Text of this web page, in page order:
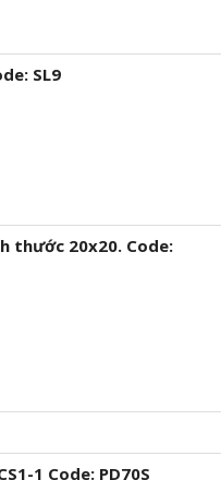
SL9
thước 20x20. Code:
1 Code: PD70S